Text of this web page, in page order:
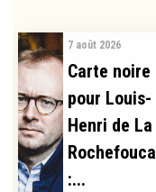
7 août 2026
Carte noire
pour Louis-
Henri de La
:...